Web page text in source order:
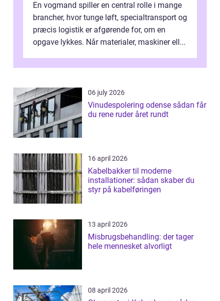
En vogmand spiller en central rolle i mange
brancher, hvor tunge løft, specialtransport og
præcis logistik er afgørende for, om en
opgave lykkes. Når materialer, maskiner ell...
06 july 2026
Vinudespolering odense sådan får
du rene ruder året rundt
16 april 2026
Kabelbakker til moderne
installationer: sådan skaber du
styr på kabelføringen
13 april 2026
Misbrugsbehandling: der tager
hele mennesket alvorligt
08 april 2026